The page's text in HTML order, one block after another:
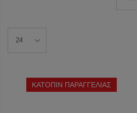
ΚΑΤΟΠΙΝ ΠΑΡΑΓΓΕΛΙΑΣ